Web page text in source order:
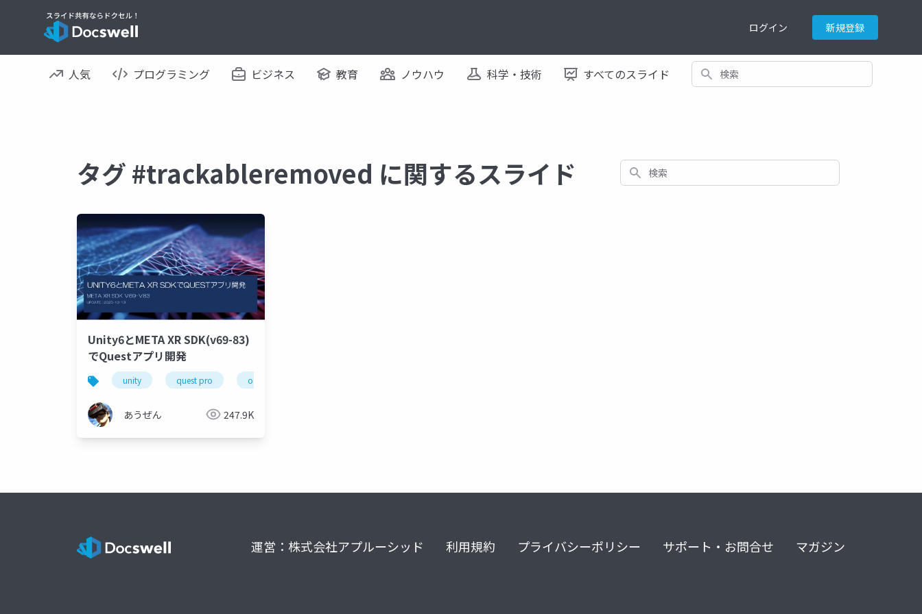
ログイン 新規登録
人気 プログラミング ビジネス 教育 ノウハウ 科学・技術 すべてのスライド 検索
タグ #trackableremoved に関するスライド 検索
Unity6とMETA XR SDK(v69-83)
でQuestアプリ開発
unity quest pro oculus integration
あうぜん 247.9K
運営：株式会社アプルーシッド 利用規約 プライバシーポリシー サポート・お問合せ マガジン